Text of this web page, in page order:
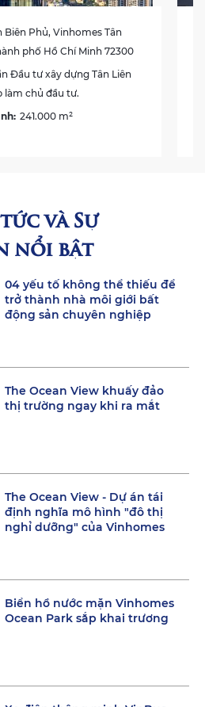
Biên Phủ, Vinhomes Tân
phố Hồ Chí Minh 72300
Đầu tư xây dựng Tân Liên
làm chủ đầu tư.
241.000 m²
và Sự
nổi bật
04 yếu tố không thể thiếu để
trở thành nhà môi giới bất
động sản chuyên nghiệp
The Ocean View khuấy đảo
thị trường ngay khi ra mắt
The Ocean View - Dự án tái
định nghĩa mô hình "đô thị
nghỉ dưỡng" của Vinhomes
Biển hồ nước mặn Vinhomes
Ocean Park sắp khai trương